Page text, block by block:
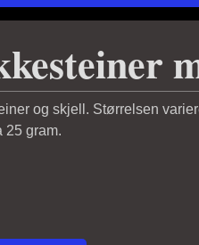
og skjell. Størrelsen
25 gram.